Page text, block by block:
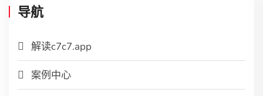
导航
解读c7c7.app
案例中心